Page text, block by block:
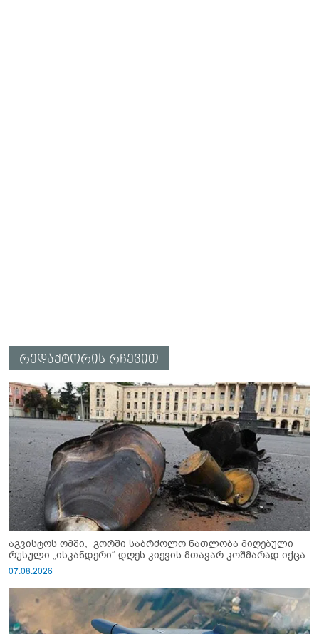
რედაქტორის რჩევით
აგვისტოს ომში, გორში საბრძოლო ნათლობა მიღებული
რუსული „ისკანდერი“ დღეს კიევის მთავარ კოშმარად იქცა
07.08.2026